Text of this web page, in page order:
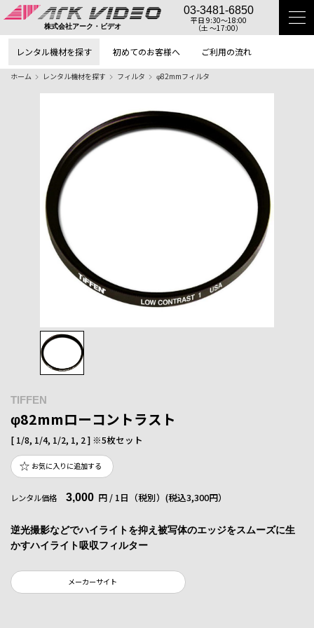
株式会社アーク・ビデオ
03-3481-6850
平日 9:30〜18:00
（土 〜17:00）
レンタル機材を探す 初めてのお客様へ ご利用の流れ
ホーム レンタル機材を探す フィルタ φ82mmフィルタ
TIFFEN
φ82mmローコントラスト
[ 1/8, 1/4, 1/2, 1, 2 ] ※5枚セット
お気に入りに追加する
レンタル価格 3,000 円 / 1日（税別） (税込3,300円）
逆光撮影などでハイライトを抑え被写体のエッジをスムーズに生
かすハイライト吸収フィルター
メーカーサイト